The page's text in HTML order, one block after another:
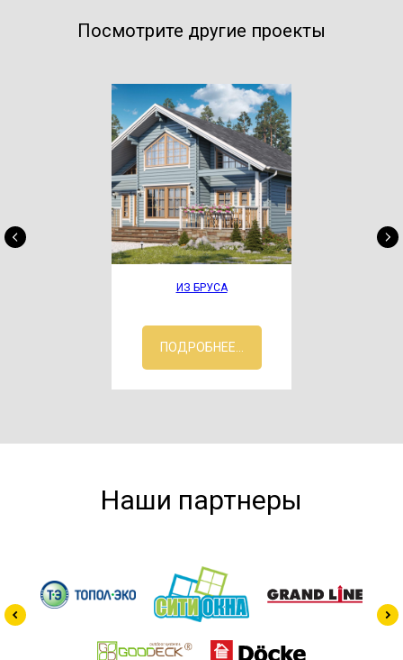
Посмотрите другие проекты
ИЗ БРУСА
ПОДРОБНЕЕ...
Наши партнеры